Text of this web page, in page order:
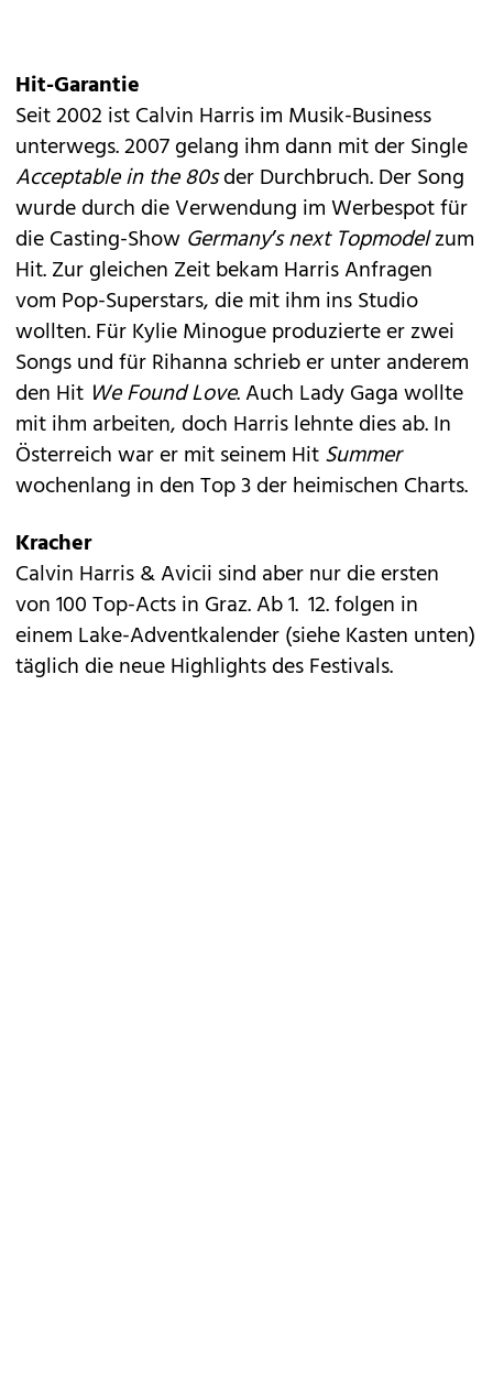
Hit-Garantie
Seit 2002 ist Calvin Harris im Musik-Business
unterwegs. 2007 gelang ihm dann mit der Single
Acceptable in the 80sder Durchbruch. Der Song
wurde durch die Verwendung im Werbespot für
die Casting-Show Germany’s next Topmodelzum
Hit. Zur gleichen Zeit bekam Harris Anfragen
vom Pop-Superstars, die mit ihm ins Studio
wollten. Für Kylie Minogue produzierte er zwei
Songs und für Rihanna schrieb er unter anderem
den Hit We Found Love. Auch Lady Gaga wollte
mit ihm arbeiten, doch Harris lehnte dies ab. In
Österreich war er mit seinem HitSummer
wochenlang in den Top 3 der heimischen Charts.
Kracher
Calvin Harris & Avicii sind aber nur die ersten
von 100 Top-Acts in Graz. Ab 1. 12. folgen in
einem Lake-Adventkalender (siehe Kasten unten)
täglich die neue Highlights des Festivals.